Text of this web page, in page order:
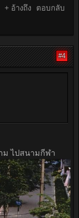
+ อ้างถึง ตอบกลับ
#4
ม ไปสนามกีฬา